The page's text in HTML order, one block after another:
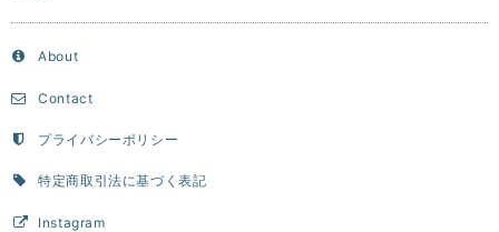
About
Contact
プライバシーポリシー
特定商取引法に基づく表記
Instagram